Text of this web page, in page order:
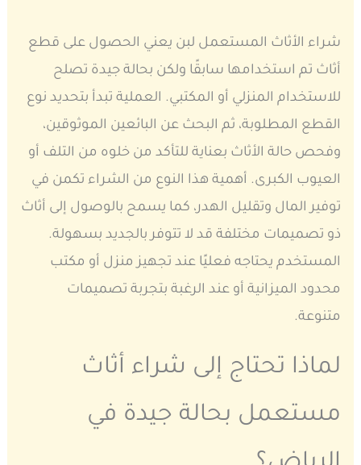
شراء الأثاث المستعمل لبن يعني الحصول على قطع
أثاث تم استخدامها سابقًا ولكن بحالة جيدة تصلح
للاستخدام المنزلي أو المكتبي. العملية تبدأ بتحديد نوع
القطع المطلوبة، ثم البحث عن البائعين الموثوقين،
وفحص حالة الأثاث بعناية للتأكد من خلوه من التلف أو
العيوب الكبرى. أهمية هذا النوع من الشراء تكمن في
توفير المال وتقليل الهدر، كما يسمح بالوصول إلى أثاث
ذو تصميمات مختلفة قد لا تتوفر بالجديد بسهولة.
المستخدم يحتاجه فعليًا عند تجهيز منزل أو مكتب
محدود الميزانية أو عند الرغبة بتجربة تصميمات
متنوعة.
لماذا تحتاج إلى شراء أثاث
مستعمل بحالة جيدة في